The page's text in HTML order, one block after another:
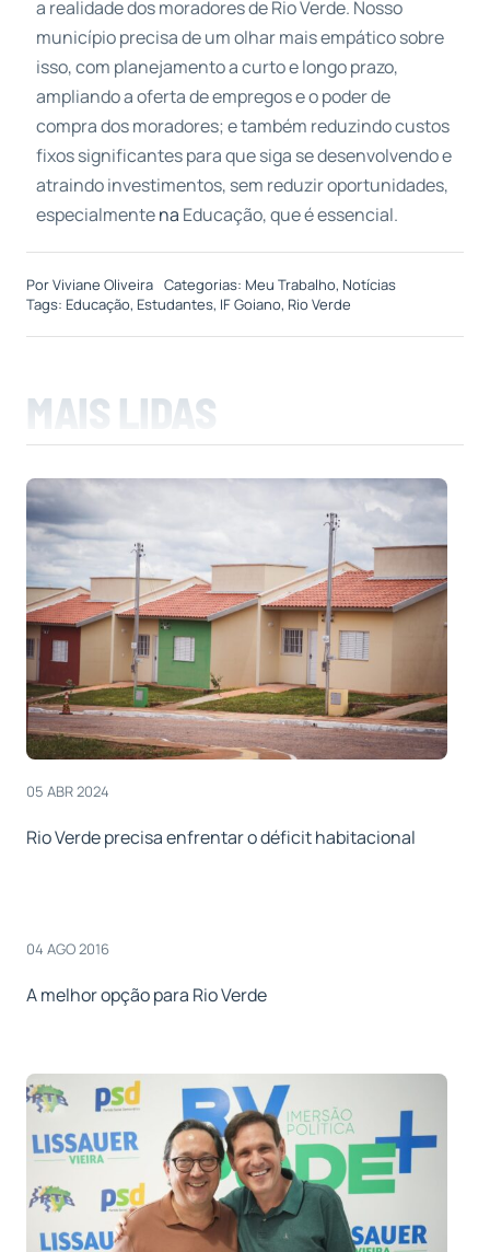
a realidade dos moradores de Rio Verde. Nosso
município precisa de um olhar mais empático sobre
isso, com planejamento a curto e longo prazo,
ampliando a oferta de empregos e o poder de
compra dos moradores; e também reduzindo custos
fixos significantes para que siga se desenvolvendo e
atraindo investimentos, sem reduzir oportunidades,
especialmentena Educação, que é essencial.
PorViviane Oliveira Categorias: Meu Trabalho, Notícias
Tags: Educação, Estudantes, IF Goiano, Rio Verde
MAIS LIDAS
05 ABR 2024
Rio Verde precisa enfrentar o déficit habitacional
04 AGO 2016
A melhor opção para Rio Verde